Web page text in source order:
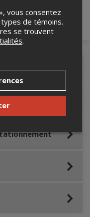
vous consentez
de témoins.
se trouvent
.